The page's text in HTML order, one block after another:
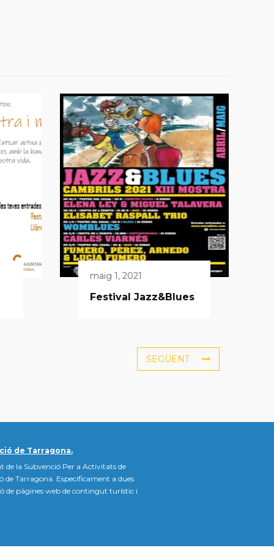
maig 1, 2021
Festival Jazz&Blues
SEGÜENT
de Tarragona.
la Subvenció Per a Activitats de
Tarragona. Específicament a dues
de pàgines web de contingut turístic i